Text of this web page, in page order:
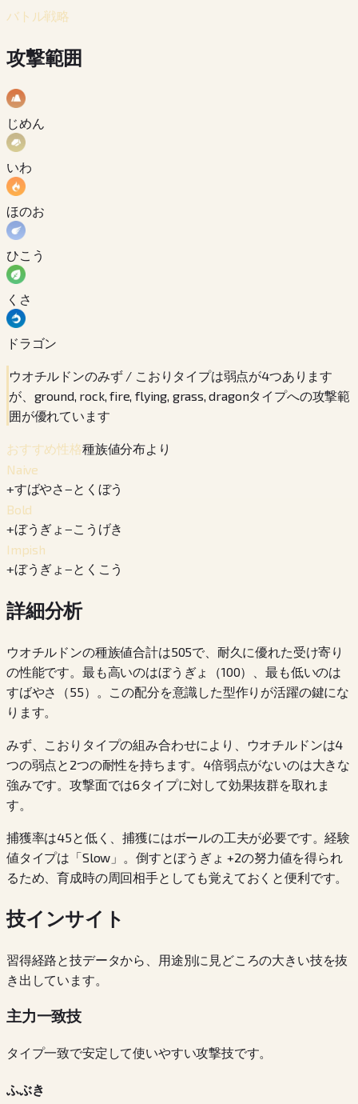
バトル戦略
攻撃範囲
じめん
いわ
ほのお
ひこう
くさ
ドラゴン
ウオチルドンのみず / こおりタイプは弱点が4つあります
が、ground, rock, fire, flying, grass, dragonタイプへの攻撃範
囲が優れています
おすすめ性格種族値分布より
Naive
+すばやさ−とくぼう
Bold
+ぼうぎょ−こうげき
Impish
+ぼうぎょ−とくこう
詳細分析
ウオチルドンの種族値合計は505で、耐久に優れた受け寄り
の性能です。最も高いのはぼうぎょ（100）、最も低いのは
すばやさ（55）。この配分を意識した型作りが活躍の鍵にな
ります。
みず、こおりタイプの組み合わせにより、ウオチルドンは4
つの弱点と2つの耐性を持ちます。4倍弱点がないのは大きな
強みです。攻撃面では6タイプに対して効果抜群を取れま
す。
捕獲率は45と低く、捕獲にはボールの工夫が必要です。経験
値タイプは「Slow」。倒すとぼうぎょ +2の努力値を得られ
るため、育成時の周回相手としても覚えておくと便利です。
技インサイト
習得経路と技データから、用途別に見どころの大きい技を抜
き出しています。
主力一致技
タイプ一致で安定して使いやすい攻撃技です。
ふぶき